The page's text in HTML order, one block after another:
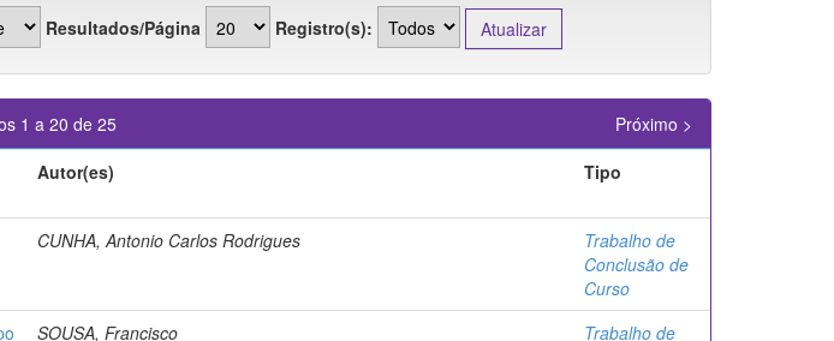
Resultados/Página Registro(s):
1 a 20 de 25
Próximo >
Autor(es) Tipo
CUNHA, Antonio Carlos Rodrigues
Trabalho de
Conclusão de
Curso
SOUSA, Francisco
Trabalho de